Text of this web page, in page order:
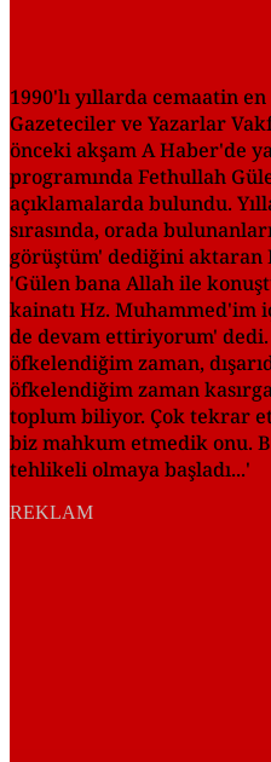
1990'lı yıllarda cemaatin
Gazeteciler ve Yazarlar
önceki akşam A Haber'de
programında Fethullah
açıklamalarda bulundu.
sırasında, orada
görüştüm' dediğini aktaran
'Gülen bana Allah ile
kainatı Hz. Muhammed'im
de devam ettiriyorum'
öfkelendiğim zaman,
öfkelendiğim zaman
toplum biliyor. Çok tekrar
biz mahkum etmedik onu.
tehlikeli olmaya başladı...'
REKLAM